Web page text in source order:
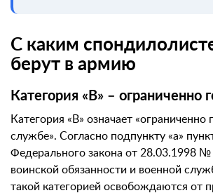
С каким
берут в армию
Категория «В» – ограниченно
Категория «В» означает «ограниченно
службе». Согласно подпункту «а»
Федерального закона от 28.03.1998
воинской обязанности и военной
такой категорией освобождаются от